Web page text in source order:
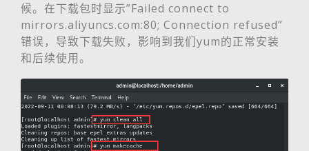
候。在下载包时显示”Failed connect to
mirrors.aliyuncs.com:80; Connection refused”
错误，导致下载失败，影响到我们yum的正常安装
和后续使用。